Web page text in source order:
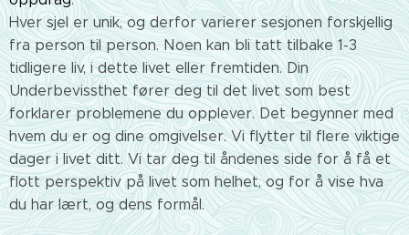
Hver sjel er unik, og derfor varierer sesjonen forskjellig
fra person til person. Noen kan bli tatt tilbake 1-3
tidligere liv, i dette livet eller fremtiden. Din
Underbevissthet fører deg til det livet som best
forklarer problemene du opplever. Det begynner med
hvem du er og dine omgivelser. Vi flytter til flere viktige
dager i livet ditt. Vi tar deg til åndenes side for å få et
flott perspektiv på livet som helhet, og for å vise hva
du har lært, og dens formål.